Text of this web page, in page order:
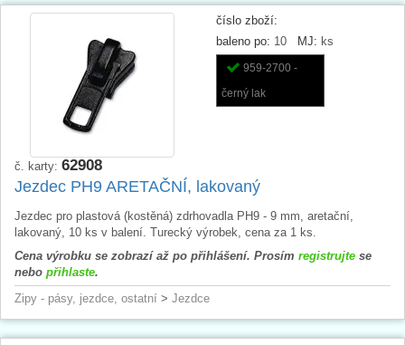
číslo zboží:
baleno po: 10 MJ: ks
959-2700 -
černý lak
č. karty: 62908
Jezdec PH9 ARETAČNÍ, lakovaný
Jezdec pro plastová (kostěná) zdrhovadla PH9 - 9 mm, aretační,
lakovaný, 10 ks v balení. Turecký výrobek, cena za 1 ks.
Cena výrobku se zobrazí až po přihlášení. Prosím registrujte se
nebo přihlaste.
Zipy - pásy, jezdce, ostatní > Jezdce